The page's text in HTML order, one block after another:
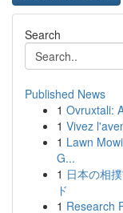
Search
Published News
1 Ovruxtali:
1 Vivez
1 Lawn
G...
1 日本の相
ド
1 Research